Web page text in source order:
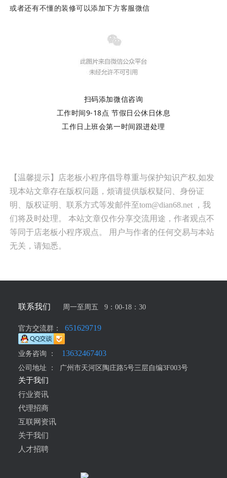
或者还有不懂的装修可以添加下方客服微信
扫码添加微信咨询
工作时间9-18点 节假日公休日休息
工作日上班会第一时间跟进处理
【温馨提示】店老板小程序倡导尊重与保护知识产权,如发
现本站文章存在版权问题，烦请提供版权疑问、身份证
明、版权证明、联系方式等发邮件至tom@dian68.net ，我
们将及时处理。 本站文章仅作分享交流用途，作者观点不
等同于店老板小程序观点。 用户与作者的任何交易与本站
无关，请知悉。
联系我们 周一至周五 9：00-18：30
官方交流群： 651629719
业务咨询 ： 13632467403
公司地址 ：
广州市天河区陶庄路5号三层自编3F003号
关于我们
行业资讯
代理招商
互联网资讯
关于我们
人才招聘